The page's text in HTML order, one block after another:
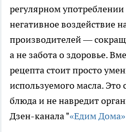
регулярном
негативное воздействие
производителей —
а не забота о здоровье.
рецепта стоит просто
используемого масла. Это
блюда и не навредит
Дзен-канала "«Едим